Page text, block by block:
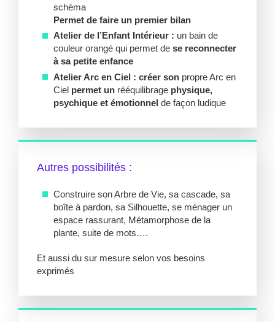
schéma
Permet de faire un premier bilan
Atelier de l’Enfant Intérieur : un bain de
couleur orangé qui permet de se reconnecter
à sa petite enfance
Atelier Arc en Ciel : créer son propre Arc en
Ciel permet un rééquilibrage physique,
psychique et émotionnel de façon ludique
Autres possibilités :
Construire son Arbre de Vie, sa cascade, sa
boîte à pardon, sa Silhouette, se ménager un
espace rassurant, Métamorphose de la
plante, suite de mots….
Et aussi du sur mesure selon vos besoins
exprimés